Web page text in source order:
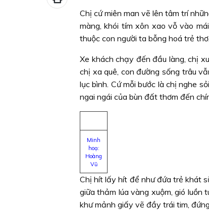
Chị cứ miên man vẽ lên tâm trí
màng, khói tím xôn xao vỗ vào
thuộc con người ta bỗng hoá trẻ thơ.
Xe khách chạy đến đầu làng, chị
chị xa quê, con đường sống trâu
lục bình. Cứ mỗi bước là chị nghe
ngai ngái của bùn đất thơm đến
Minh
hoạ:
Hoàng
Vũ
Chị hít lấy hít để như đứa trẻ khát
giữa thảm lúa vàng xuộm, gió luồn
khư mảnh giấy vẽ đầy trái tim,